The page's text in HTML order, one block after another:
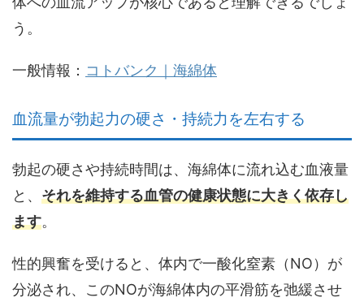
う。
一般情報： コトバンク｜海綿体
血流量が勃起力の硬さ・持続力を左右する
勃起の硬さや持続時間は、海綿体に流れ込む血液量
と、 それを維持する血管の健康状態に大きく依存し
ます。
性的興奮を受けると、体内で一酸化窒素（NO）が
分泌され、 このNOが海綿体内の平滑筋を弛緩させ